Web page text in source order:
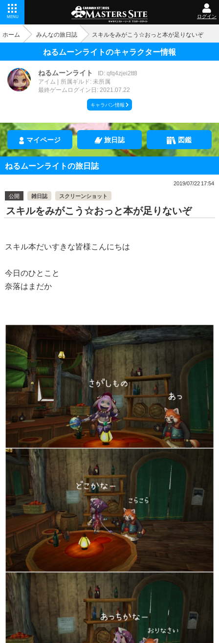
MENU ログイン
ホーム みんなの旅日誌 スキルをみがこう☆おっと本が足りないぞ
ねるムーンライトのキャラクター情報
ねるムーンライト
ID: qfq4zjei2tt8
アイム
所属ギルド: 未所属
最終ゲームログイン日: 2021.07.22
キャラバン情報
マイページ 旅日誌 図鑑
ねるムーンライトの旅日誌
2019/07/22 17:54
公開
雑日誌 スクリーンショット
スキルをみがこう☆おっと本が足りないぞ
スキル本だいすきな皆様こんにちは
今日のひとこと
奈落はまだか